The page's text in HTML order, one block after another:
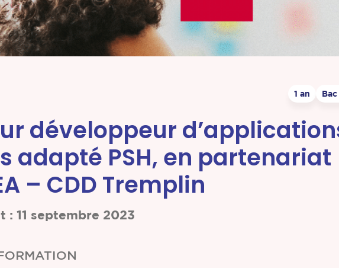
1 an
développeur
adapté PSH, en partenariat
– CDD Tremplin
: 11 septembre 2023